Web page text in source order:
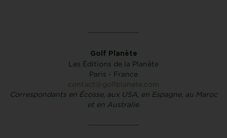
Golf Planète
Les Éditions de la Planète
Paris - France
contact@golfplanete.com
Correspondants en Écosse, aux USA, en Espagne, au Maroc
et en Australie.